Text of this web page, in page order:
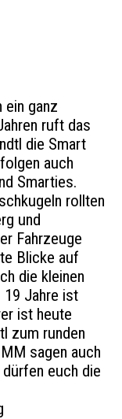
ganz
ruft das
die Smart
auch
Smarties.
rollten
und
Fahrzeuge
Blicke auf
die kleinen
19 Jahre ist
ist heute
zum runden
sagen auch
euch die